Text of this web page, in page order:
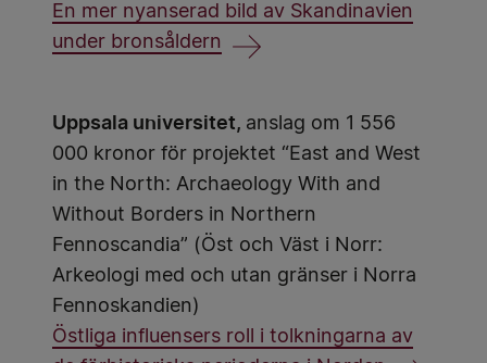
En mer nyanserad bild av Skandinavien
under bronsåldern
Uppsala universitet, anslag om 1 556
000 kronor för projektet “East and West
in the North: Archaeology With and
Without Borders in Northern
Fennoscandia” (Öst och Väst i Norr:
Arkeologi med och utan gränser i Norra
Fennoskandien)
Östliga influensers roll i tolkningarna av